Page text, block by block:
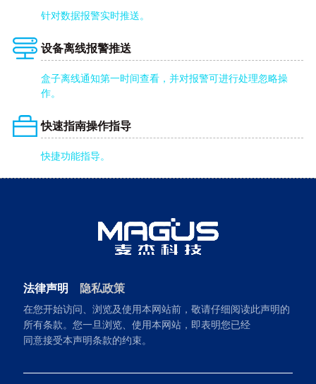
针对数据报警实时推送。
设备离线报警推送
盒子离线通知第一时间查看，并对报警可进行处理忽略操
作。
快速指南操作指导
快捷功能指导。
法律声明 隐私政策
在您开始访问、浏览及使用本网站前，敬请仔细阅读此声明的
所有条款。您一旦浏览、使用本网站，即表明您已经
同意接受本声明条款的约束。